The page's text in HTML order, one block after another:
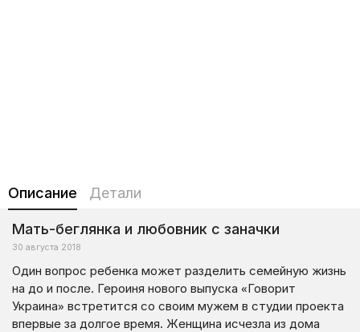
Описание Детали
Мать-беглянка и любовник с заначки
30 августа 2018
Один вопрос ребенка может разделить семейную жизнь
на до и после. Героиня нового выпуска «Говорит
Украина» встретится со своим мужем в студии проекта
впервые за долгое время. Женщина исчезла из дома